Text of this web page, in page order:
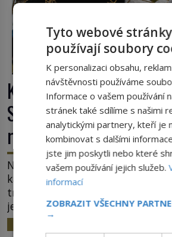
Kočky padající z věže v
Středověký zvyk, který
rozpaky
Na hlavním náměstí belgického
každé tři roky shromáždí tisíce
tržnice létají do davu kočky,
je chytit. Naštěstí už nejde o živá
jenom o plyšové suvenýry. Kdysi
Tato veselá podívaná připomíná
Tyto webové stránky
používají soubory
K personalizaci obsahu,
návštěvnosti používáme
Informace o vašem používání
stránek také sdílíme s našimi
analytickými partnery, kteří je
kombinovat s dalšími
jste jim poskytli nebo které
vašem používání jejich služeb.
informací
ZOBRAZIT VŠECHNY
→